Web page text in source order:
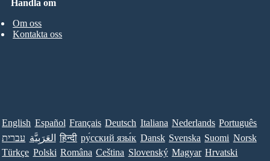
Handla om
Om oss
Kontakta oss
English Español Français Deutsch Italiana Nederlands Português
עברית العَرَبِيَّة हिन्दी ру́сский язы́к Dansk Svenska Suomi Norsk
Türkçe Polski Româna Ceština Slovenský Magyar Hrvatski